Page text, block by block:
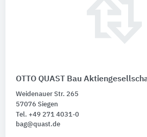
OTTO QUAST Bau
Weidenauer Str. 265
57076 Siegen
Tel. +49 271 4031-0
bag@quast.de